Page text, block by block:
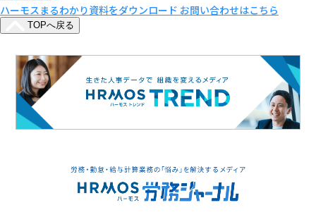
ハーモスまるわかり資料をダウンロード お問い合わせはこちら
TOPへ戻る